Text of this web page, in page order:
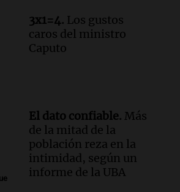
3x1=4. Los gustos
caros del ministro
Caputo
El dato confiable. Más
de la mitad de la
población reza en la
intimidad, según un
informe de la UBA